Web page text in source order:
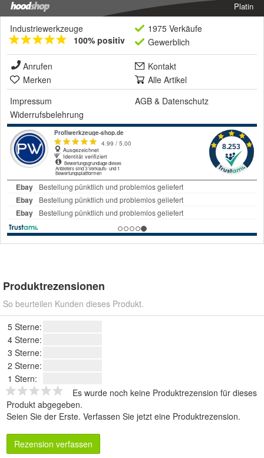
Platin
Industriewerkzeuge
100% positiv
1975 Verkäufe
Gewerblich
Anrufen
Kontakt
Merken
Alle Artikel
Impressum
AGB & Datenschutz
Widerrufsbelehrung
Produktrezensionen
So beurteilen Kunden dieses Produkt.
5 Sterne:
4 Sterne:
3 Sterne:
2 Sterne:
1 Stern:
Es wurde noch keine Produktrezension für dieses
Produkt abgegeben.
Seien Sie der Erste. Verfassen Sie jetzt eine Produktrezension.
Rezension verfassen